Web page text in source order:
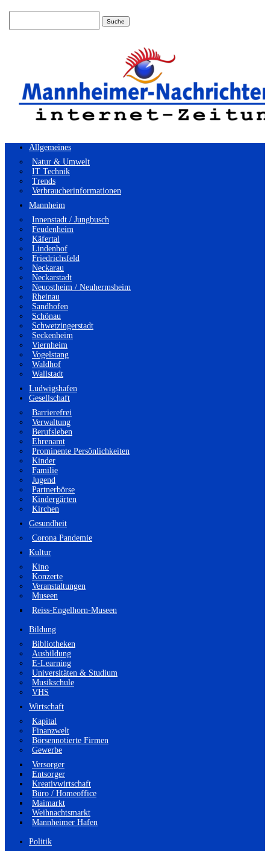
Allgemeines
Natur & Umwelt
IT Technik
Trends
Verbraucherinformationen
Mannheim
Innenstadt / Jungbusch
Feudenheim
Käfertal
Lindenhof
Friedrichsfeld
Neckarau
Neckarstadt
Neuostheim / Neuhermsheim
Rheinau
Sandhofen
Schönau
Schwetzingerstadt
Seckenheim
Viernheim
Vogelstang
Waldhof
Wallstadt
Ludwigshafen
Gesellschaft
Barrierefrei
Verwaltung
Berufsleben
Ehrenamt
Prominente Persönlichkeiten
Kinder
Familie
Jugend
Partnerbörse
Kindergärten
Kirchen
Gesundheit
Corona Pandemie
Kultur
Kino
Konzerte
Veranstaltungen
Museen
Reiss-Engelhorn-Museen
Bildung
Bibliotheken
Ausbildung
E-Learning
Universitäten & Studium
Musikschule
VHS
Wirtschaft
Kapital
Finanzwelt
Börsennotierte Firmen
Gewerbe
Versorger
Entsorger
Kreativwirtschaft
Büro / Homeoffice
Maimarkt
Weihnachtsmarkt
Mannheimer Hafen
Politik